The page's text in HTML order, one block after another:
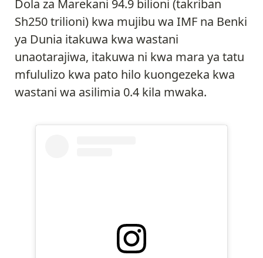
Dola za Marekani 94.9 bilioni (takriban
Sh250 trilioni) kwa mujibu wa IMF na Benki
ya Dunia itakuwa kwa wastani
unaotarajiwa, itakuwa ni kwa mara ya tatu
mfululizo kwa pato hilo kuongezeka kwa
wastani wa asilimia 0.4 kila mwaka.